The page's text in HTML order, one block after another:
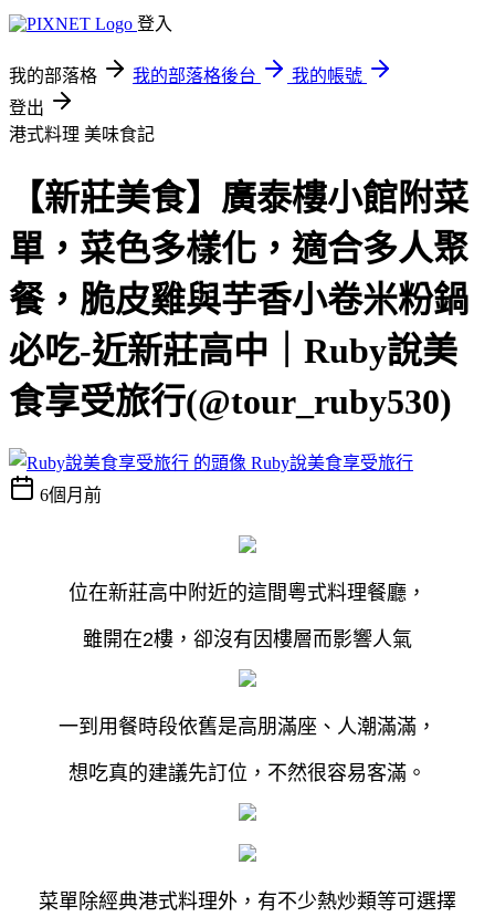
登入
我的部落格 我的部落格後台
我的帳號
登出
港式料理 美味食記
【新莊美食】廣泰樓小館附菜
單，菜色多樣化，適合多人聚
餐，脆皮雞與芋香小卷米粉鍋
必吃-近新莊高中｜Ruby說美
食享受旅行(@tour_ruby530)
Ruby說美食享受旅行
6個月前
位在新莊高中附近的這間粵式料理餐廳，
雖開在2樓， 卻沒有因樓層而影響人氣
一到用餐時段依舊是高朋滿座、人潮滿滿，
想吃真的建議先訂位，不然很容易客滿。
菜單除經典港式料理外，有不少熱炒類等可選擇